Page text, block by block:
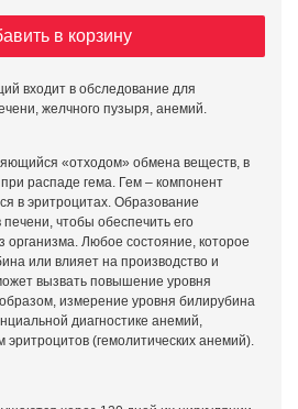
в корзину
входит в обследование для
желчного пузыря, анемий.
«отходом» обмена веществ, в
распаде гема. Гем – компонент
в эритроцитах. Образование
чтобы обеспечить его
Любое состояние, которое
или влияет на производство и
вызвать повышение уровня
измерение уровня билирубина
диагностике анемий,
(гемолитических анемий).